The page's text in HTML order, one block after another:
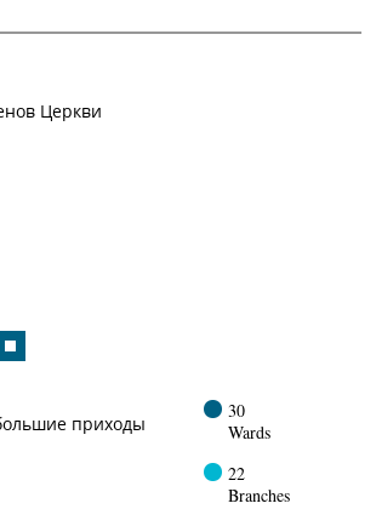
Церкви
приходы
30
Wards
22
Branches